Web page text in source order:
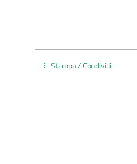
Stampa / Condividi